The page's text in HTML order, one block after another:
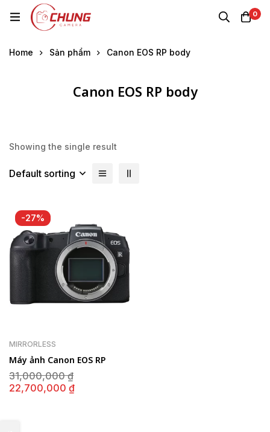
0
Home Sản phẩm Canon EOS RP body
Canon EOS RP body
Showing the single result
Default sorting
-27%
MIRRORLESS
Máy ảnh Canon EOS RP
31,000,000₫
22,700,000 ₫